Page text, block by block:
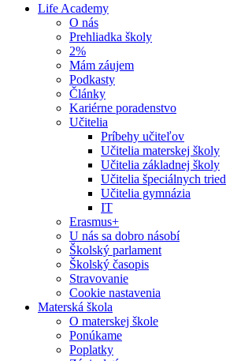
Life Academy
O nás
Prehliadka školy
2%
Mám záujem
Podkasty
Články
Kariérne poradenstvo
Učitelia
Príbehy učiteľov
Učitelia materskej školy
Učitelia základnej školy
Učitelia špeciálnych tried
Učitelia gymnázia
IT
Erasmus+
U nás sa dobro násobí
Školský parlament
Školský časopis
Stravovanie
Cookie nastavenia
Materská škola
O materskej škole
Ponúkame
Poplatky